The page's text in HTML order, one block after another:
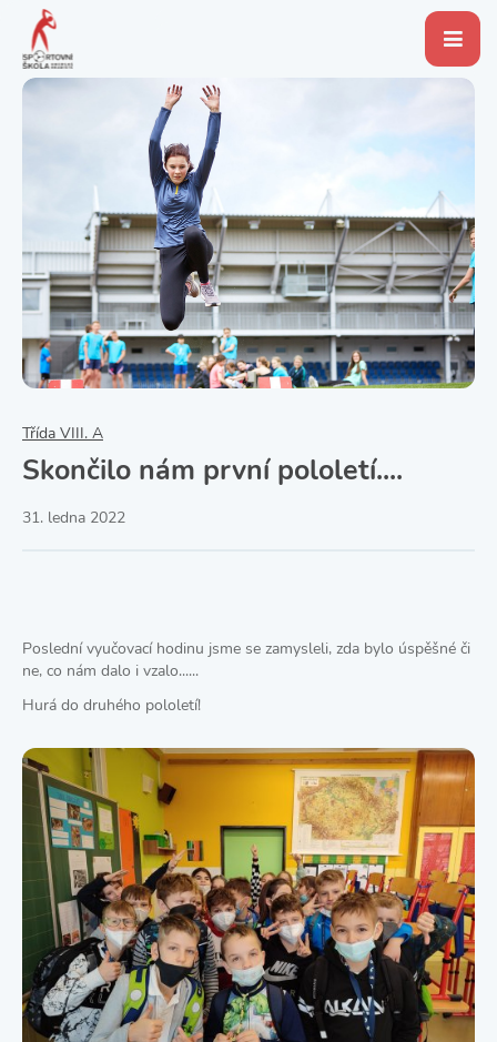
Třída VIII. A
Skončilo nám první pololetí....
31. ledna 2022
Poslední vyučovací hodinu jsme se zamysleli, zda bylo úspěšné či
ne, co nám dalo i vzalo......
Hurá do druhého pololetí!